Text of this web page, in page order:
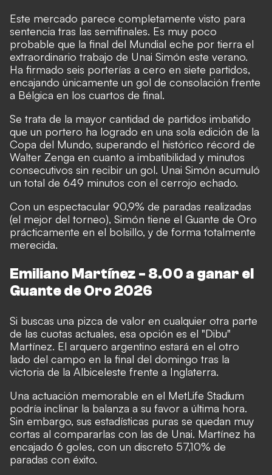
Este mercado parece completamente visto para
sentencia tras las semifinales. Es muy poco
probable que la final del Mundial eche por tierra el
extraordinario trabajo de Unai Simón este verano.
Ha firmado seis porterías a cero en siete partidos,
encajando únicamente un gol de consolación frente
a Bélgica en los cuartos de final.
Se trata de la mayor cantidad de partidos imbatido
que un portero ha logrado en una sola edición de la
Copa del Mundo, superando el histórico récord de
Walter Zenga en cuanto a imbatibilidad y minutos
consecutivos sin recibir un gol. Unai Simón acumuló
un total de 649 minutos con el cerrojo echado.
Con un espectacular 90,9% de paradas realizadas
(el mejor del torneo), Simón tiene el Guante de Oro
prácticamente en el bolsillo, y de forma totalmente
merecida.
Emiliano Martínez - 8.00 a ganar el
Guante de Oro 2026
Si buscas una pizca de valor en cualquier otra parte
de las cuotas actuales, esa opción es el "Dibu"
Martínez. El arquero argentino estará en el otro
lado del campo en la final del domingo tras la
victoria de la Albiceleste frente a Inglaterra.
Una actuación memorable en el MetLife Stadium
podría inclinar la balanza a su favor a última hora.
Sin embargo, sus estadísticas puras se quedan muy
cortas al compararlas con las de Unai. Martínez ha
encajado 6 goles, con un discreto 57,10% de
paradas con éxito.